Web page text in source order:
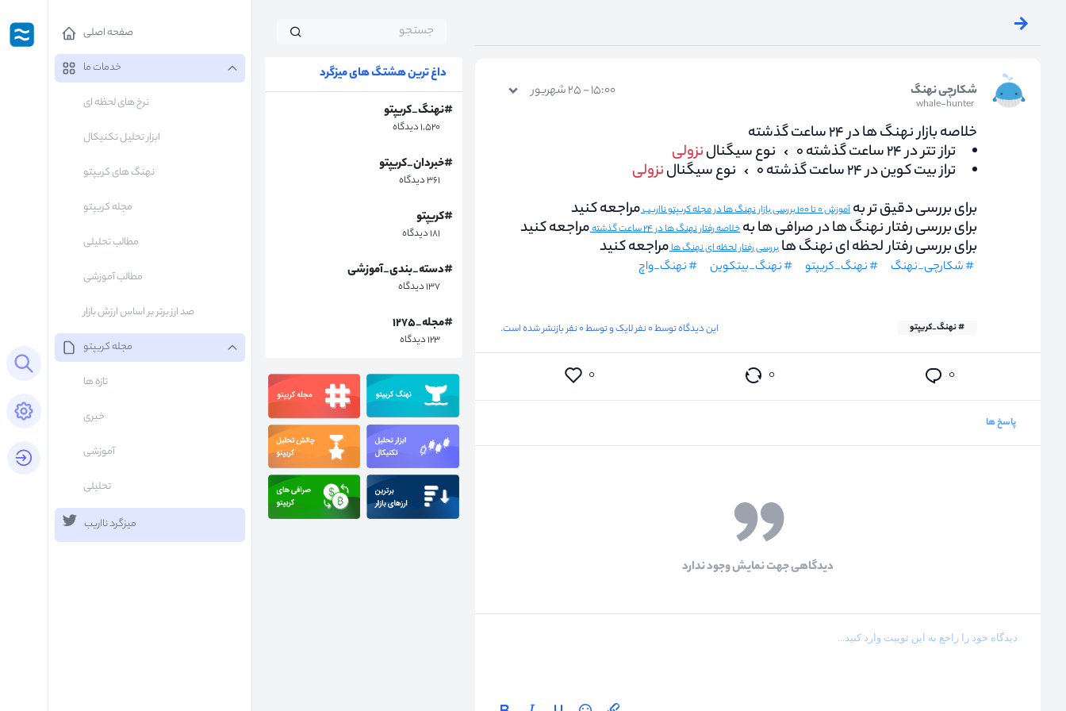
Open search panel
Open settings panel
login button
صفحه اصلی
خدمات ما
نرخ های لحظه ای
ابزار تحلیل تکنیکال
نهنگ های کریپتو
مجله کریپتو
مطالب تحلیلی
مطالب آموزشی
صد ارز برتر بر اساس ارزش بازار
مجله کریپتو
تازه ها
خبری
آموزشی
تحلیلی
میزگرد نااریب
شکارچی نهنگ
whale-hunter
۱۵:۰۰ - ۲۵ شهریور
خلاصه بازار نهنگ ها در ۲۴ ساعت گذشته
تراز تتر در ۲۴ ساعت گذشته ۰
نوع سیگنالنزولی
تراز بیت کوین در ۲۴ ساعت گذشته ۰
نوع سیگنالنزولی
برای بررسی دقیق تر به آموزش ۰ تا ۱۰۰ بررسی بازار نهنگ ها در مجله کریپتو نااریب
مراجعه کنید
برای بررسی رفتار نهنگ ها در صرافی ها به خلاصه رفتار نهنگ ها در ۲۴ ساعت گذشته
مراجعه کنید
برای بررسی رفتار لحظه ای نهنگ ها بررسی رفتار لحظه ای نهنگ هامراجعه کنید
# شکارچی_نهنگ # نهنگ_کریپتو # نهنگ_بیتکوین # نهنگ_واچ
این دیدگاه توسط ۰ نفر لایک و توسط ۰ نفر بازنشر شده است. # نهنگ_کریپتو
۰ ۰ ۰
پاسخ ها
دیدگاهی جهت نمایش وجود ندارد
داغ ترین هشتگ های میزگرد
#نهنگ_کریپتو
۱,۵۲۰ دیدگاه
#خبردان_کریپتو
۳۶۱ دیدگاه
#کریپتو
۱۸۱ دیدگاه
#دسته_بندی_آموزشی
۱۳۷ دیدگاه
#مجله_۱۲۷۵
۱۲۳ دیدگاه